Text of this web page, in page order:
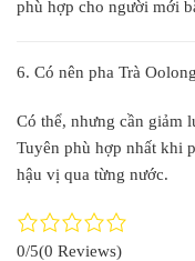
phù hợp cho người mới
6. Có nên pha Trà
Có thể, nhưng cần giảm
Tuyên phù hợp nhất khi
hậu vị qua từng nước.
0/5(0 Reviews)